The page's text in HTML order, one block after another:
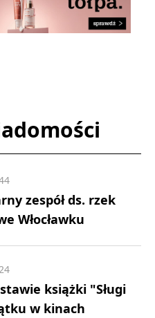
zespół ds. rzek
Włocławku
książki "Sługi
w kinach